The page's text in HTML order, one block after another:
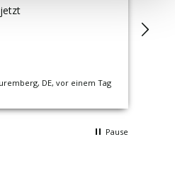
DE, vor einem Tag
Pause